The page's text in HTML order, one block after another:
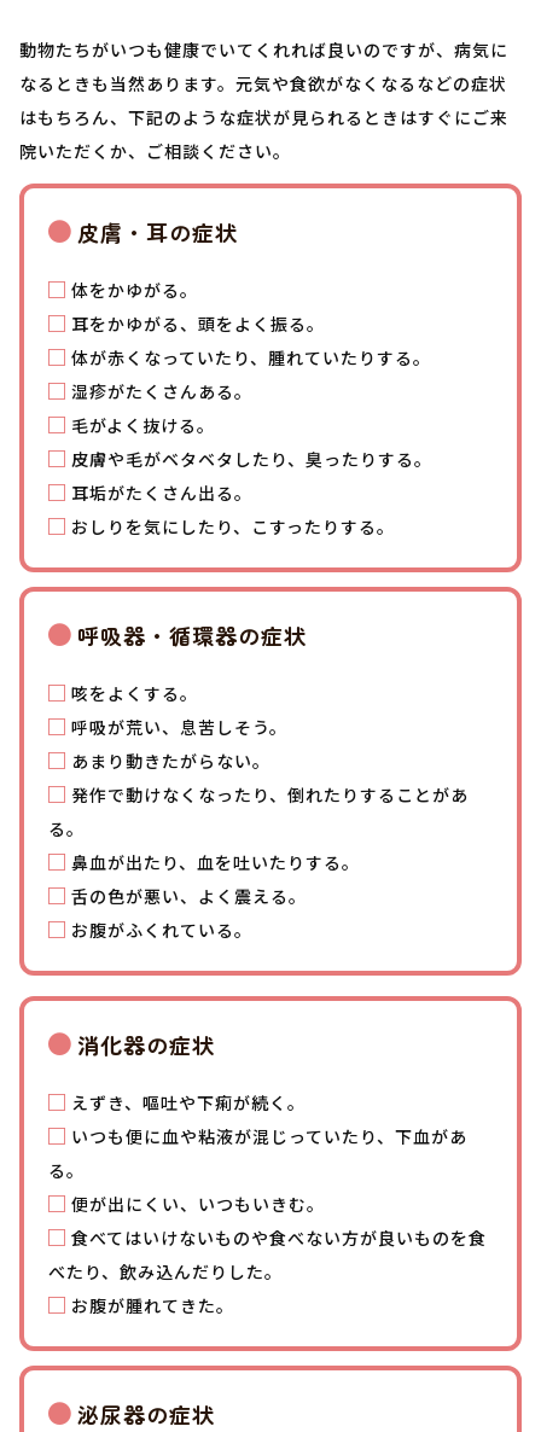
動物たちがいつも健康でいてくれれば良いのですが、病気に
なるときも当然あります。元気や食欲がなくなるなどの症状
はもちろん、下記のような症状が見られるときはすぐにご来
院いただくか、ご相談ください。
皮膚・耳の症状
体をかゆがる。
耳をかゆがる、頭をよく振る。
体が赤くなっていたり、腫れていたりする。
湿疹がたくさんある。
毛がよく抜ける。
皮膚や毛がベタベタしたり、臭ったりする。
耳垢がたくさん出る。
おしりを気にしたり、こすったりする。
呼吸器・循環器の症状
咳をよくする。
呼吸が荒い、息苦しそう。
あまり動きたがらない。
発作で動けなくなったり、倒れたりすることがあ
る。
鼻血が出たり、血を吐いたりする。
舌の色が悪い、よく震える。
お腹がふくれている。
消化器の症状
えずき、嘔吐や下痢が続く。
いつも便に血や粘液が混じっていたり、下血があ
る。
便が出にくい、いつもいきむ。
食べてはいけないものや食べない方が良いものを食
べたり、飲み込んだりした。
お腹が腫れてきた。
泌尿器の症状